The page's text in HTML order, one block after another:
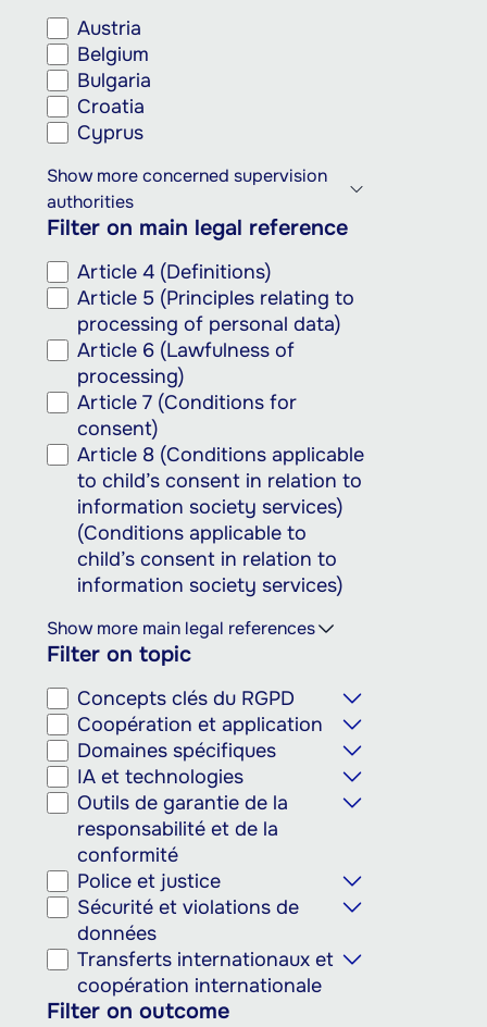
Austria
Belgium
Bulgaria
Croatia
Cyprus
Show more concerned supervision
authorities
Filter on main legal reference
Article 4 (Definitions)
Article 5 (Principles relating to
processing of personal data)
Article 6 (Lawfulness of
processing)
Article 7 (Conditions for
consent)
Article 8 (Conditions applicable
to child’s consent in relation to
information society services)
(Conditions applicable to
child’s consent in relation to
information society services)
Show more main legal references
Filter on topic
Concepts clés du RGPD
Coopération et application
Domaines spécifiques
IA et technologies
Outils de garantie de la
responsabilité et de la
conformité
Police et justice
Sécurité et violations de
données
Transferts internationaux et
coopération internationale
Filter on outcome